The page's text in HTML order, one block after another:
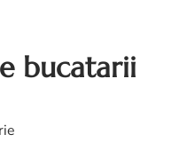
bucatarii